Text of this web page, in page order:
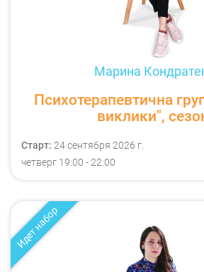
Марина
Психотерапевтична
виклики",
Старт: 24 сентября 2026 г.
четверг 19:00 - 22:00
Идет набор